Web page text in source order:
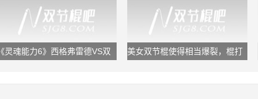
《灵魂能力6》西格弗雷德VS双
美女双节棍使得相当爆裂，棍打